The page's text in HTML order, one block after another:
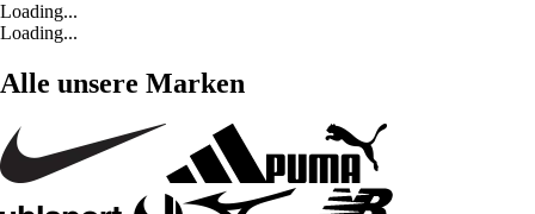
Loading...
Loading...
Alle unsere Marken